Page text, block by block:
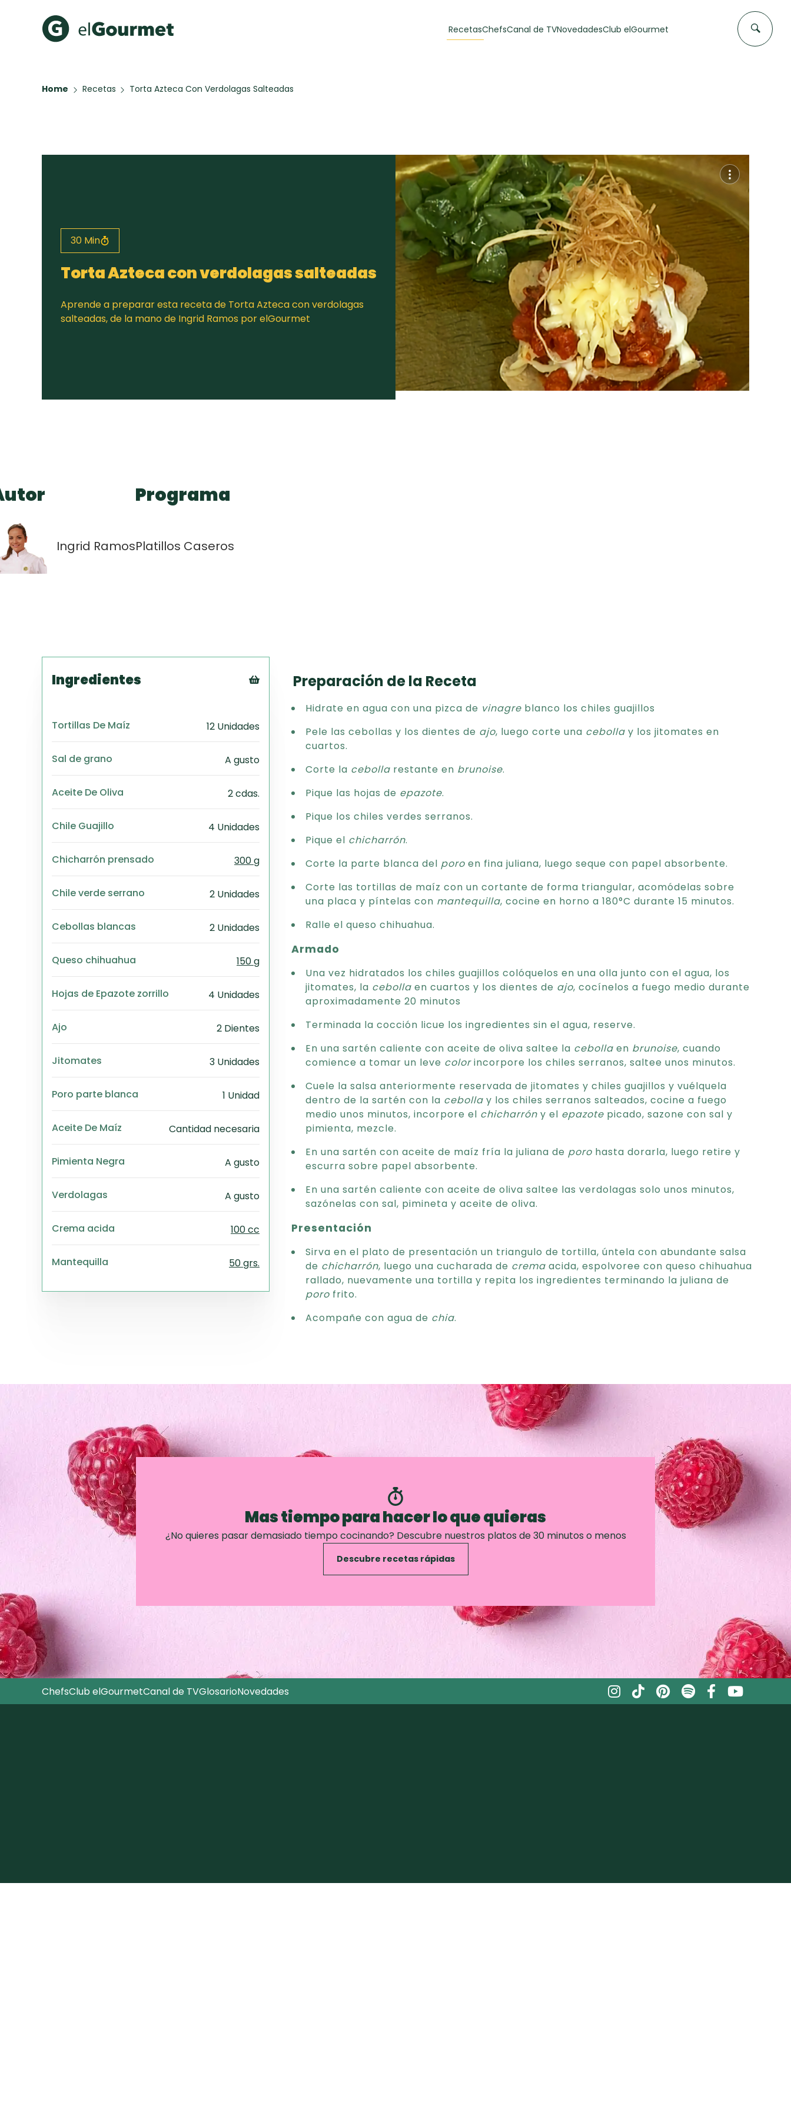
Recetas
Chocolate
Toast de trucha
curada y queso
casero
30 min
EMPANADAS DE
CARNE
60 min
FLAN CASERO
50 min
Todas las recetas
ChefsCanal de TVNovedadesClub elGourmet
Home Recetas Torta Azteca Con Verdolagas Salteadas
30 Min
Torta Azteca con verdolagas salteadas
Aprende a preparar esta receta de Torta Azteca con verdolagas
salteadas, de la mano de Ingrid Ramos por elGourmet
Ingrid Ramos
Programa
Platillos Caseros
Ingredientes
PDF
Excel
Word
Tortillas De Maíz 12 Unidades
Sal de grano A gusto
Aceite De Oliva 2 cdas.
Chile Guajillo 4 Unidades
Chicharrón prensado 300 g
Chile verde serrano 2 Unidades
Cebollas blancas 2 Unidades
Queso chihuahua 150 g
Hojas de Epazote zorrillo 4 Unidades
Ajo 2 Dientes
Jitomates 3 Unidades
Poro parte blanca 1 Unidad
Aceite De Maíz Cantidad necesaria
Pimienta Negra A gusto
Verdolagas A gusto
Crema acida 100 cc
Mantequilla 50 grs.
Preparación de la Receta
Hidrate en agua con una pizca de vinagre blanco los chiles guajillos
Pele las cebollas y los dientes de ajo, luego corte una cebolla y los jitomates en
cuartos.
Corte la cebolla restante en brunoise.
Pique las hojas de epazote.
Pique los chiles verdes serranos.
Pique el chicharrón.
Corte la parte blanca del poro en fina juliana, luego seque con papel absorbente.
Corte las tortillas de maíz con un cortante de forma triangular, acomódelas sobre
una placa y píntelas con mantequilla, cocine en horno a 180°C durante 15 minutos.
Ralle el queso chihuahua.
Armado
Una vez hidratados los chiles guajillos colóquelos en una olla junto con el agua, los
jitomates, la cebolla en cuartos y los dientes de ajo, cocínelos a fuego medio durante
aproximadamente 20 minutos
Terminada la cocción licue los ingredientes sin el agua, reserve.
En una sartén caliente con aceite de oliva saltee la cebolla en brunoise, cuando
comience a tomar un leve colorincorpore los chiles serranos, saltee unos minutos.
Cuele la salsa anteriormente reservada de jitomates y chiles guajillos y vuélquela
dentro de la sartén con la cebolla y los chiles serranos salteados, cocine a fuego
medio unos minutos, incorpore el chicharrón y el epazote picado, sazone con sal y
pimienta, mezcle.
En una sartén con aceite de maíz fría la juliana de poro hasta dorarla, luego retire y
escurra sobre papel absorbente.
En una sartén caliente con aceite de oliva saltee las verdolagas solo unos minutos,
sazónelas con sal, pimineta y aceite de oliva.
Presentación
Sirva en el plato de presentación un triangulo de tortilla, úntela con abundante salsa
de chicharrón, luego una cucharada de crema acida, espolvoree con queso chihuahua
rallado, nuevamente una tortilla y repita los ingredientes terminando la juliana de
poro frito.
Acompañe con agua de chia.
Mas tiempo para hacer lo que quieras
¿No quieres pasar demasiado tiempo cocinando? Descubre nuestros platos de 30 minutos o menos
Descubre recetas rápidas
ChefsClub elGourmetCanal de TVGlosarioNovedades